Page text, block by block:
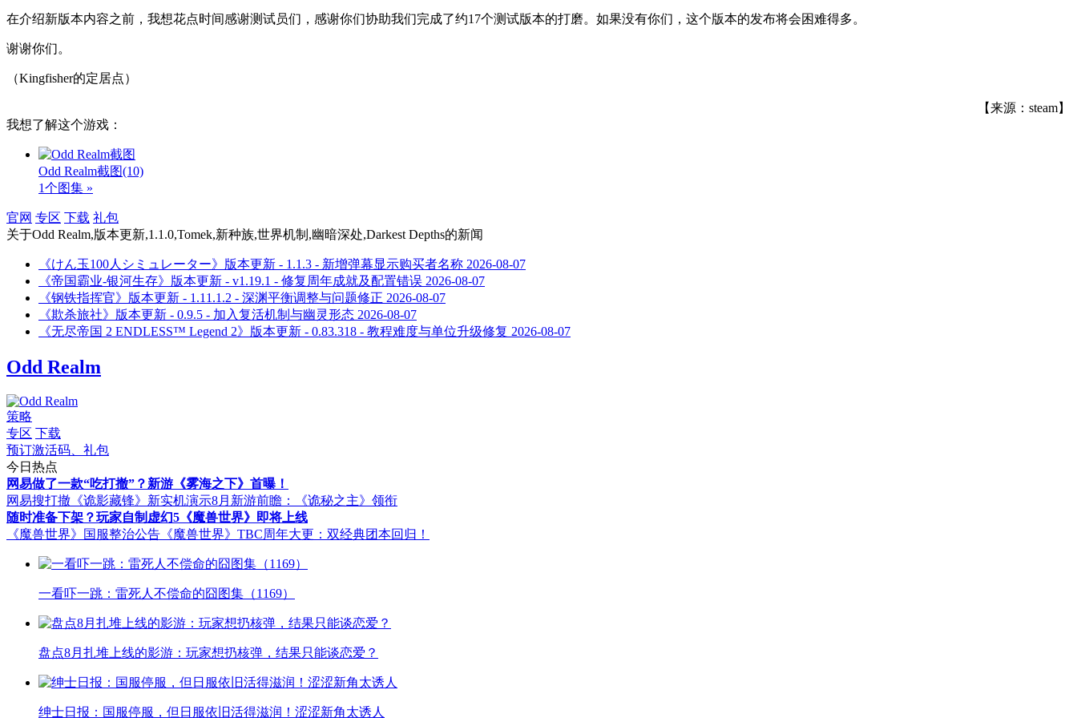
在介绍新版本内容之前，我想花点时间感谢测试员们，感谢你们协助我们完成了约17个测试版本的打磨。如果没有你们，这个版本的发布将会困难得多。
谢谢你们。
（Kingfisher的定居点）
【来源：steam】
我想了解这个游戏：
Odd Realm截图(10)
1个图集 »
官网 专区 下载 礼包
关于Odd Realm,版本更新,1.1.0,Tomek,新种族,世界机制,幽暗深处,Darkest Depths的新闻
《けん玉100人シミュレーター》版本更新 - 1.1.3 - 新增弹幕显示购买者名称 2026-08-07
《帝国霸业-银河生存》版本更新 - v1.19.1 - 修复周年成就及配置错误 2026-08-07
《钢铁指挥官》版本更新 - 1.11.1.2 - 深渊平衡调整与问题修正 2026-08-07
《欺杀旅社》版本更新 - 0.9.5 - 加入复活机制与幽灵形态 2026-08-07
《无尽帝国 2 ENDLESS™ Legend 2》版本更新 - 0.83.318 - 教程难度与单位升级修复 2026-08-07
Odd Realm
策略
专区 下载
预订激活码、礼包
今日热点
网易做了一款“吃打撤”？新游《雾海之下》首曝！
网易搜打撤《诡影藏锋》新实机演示8月新游前瞻：《诡秘之主》领衔
随时准备下架？玩家自制虚幻5《魔兽世界》即将上线
《魔兽世界》国服整治公告 《魔兽世界》TBC周年大更：双经典团本回归！
一看吓一跳：雷死人不偿命的囧图集（1169）
盘点8月扎堆上线的影游：玩家想扔核弹，结果只能谈恋爱？
绅士日报：国服停服，但日服依旧活得滋润！涩涩新角太诱人